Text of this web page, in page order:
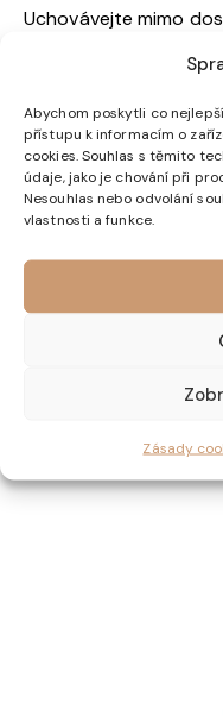
Abychom poskytli co
přístupu k informacím o
cookies. Souhlas s těmito
údaje, jako je chování při
Nesouhlas nebo odvolání
vlastnosti a funkce.
Zásady
Uchovávejte mimo
:
Země původu a
Trvanlivost:Datum
obalu produktu.
Související